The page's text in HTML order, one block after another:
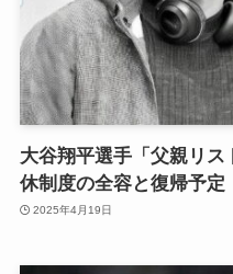
大谷翔平選手「父親リ
休制度の全容と復帰予定
2025年4月19日